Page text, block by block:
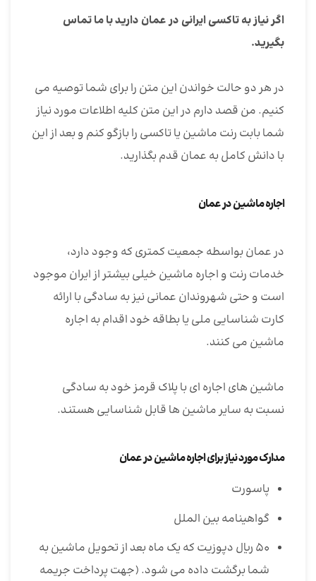
اگر نیاز به تاکسی ایرانی در عمان دارید با ما تماس
بگیرید.
در هر دو حالت خواندن این متن را برای شما توصیه می
کنیم. من قصد دارم در این متن کلیه اطلاعات مورد نیاز
شما بابت رنت ماشین یا تاکسی را بازگو کنم و بعد از این
با دانش کامل به عمان قدم بگذارید.
اجاره ماشین در عمان
در عمان بواسطه جمعیت کمتری که وجود دارد،
خدمات رنت و اجاره ماشین خیلی بیشتر از ایران موجود
است و حتی شهروندان عمانی نیز به سادگی با ارائه
کارت شناسایی ملی یا بطاقه خود اقدام به اجاره
ماشین می کنند.
ماشین های اجاره ای با پلاک قرمز خود به سادگی
نسبت به سایر ماشین ها قابل شناسایی هستند.
مدارک مورد نیاز برای اجاره ماشین در عمان
پاسورت
گواهینامه بین الملل
۵۰ ریال دپوزیت که یک ماه بعد از تحویل ماشین به
شما برگشت داده می شود. (جهت پرداخت جریمه